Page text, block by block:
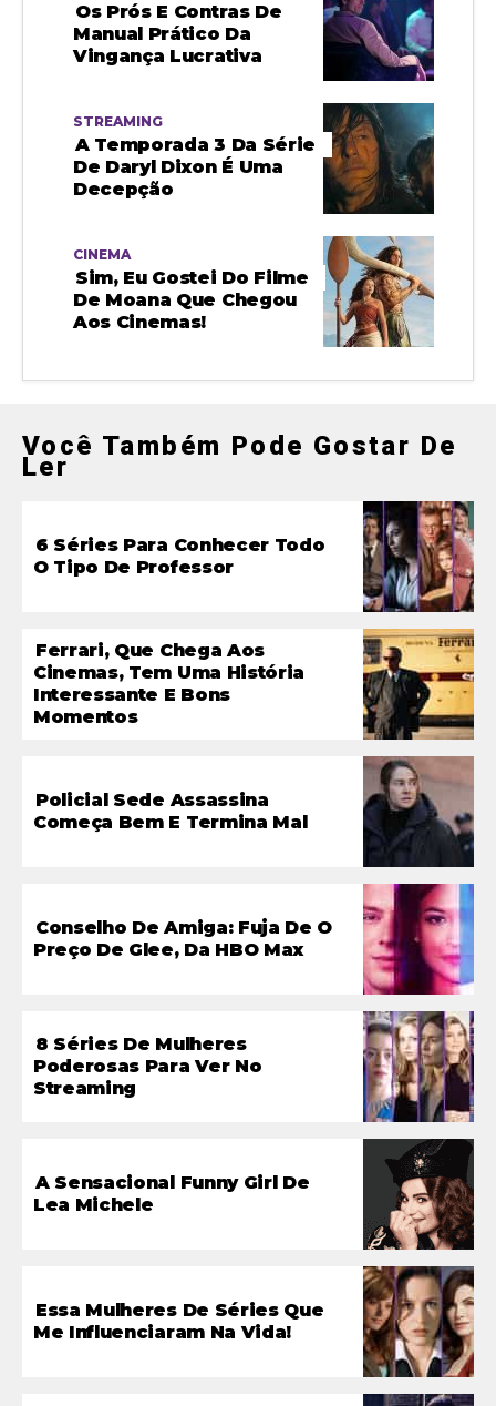
Os Prós E Contras De
Manual Prático Da
Vingança Lucrativa
STREAMING
A Temporada 3 Da Série
De Daryl Dixon É Uma
Decepção
CINEMA
Sim, Eu Gostei Do Filme
De Moana Que Chegou
Aos Cinemas!
Você Também Pode Gostar De
Ler
6 Séries Para Conhecer Todo
O Tipo De Professor
Ferrari, Que Chega Aos
Cinemas, Tem Uma História
Interessante E Bons
Momentos
Policial Sede Assassina
Começa Bem E Termina Mal
Conselho De Amiga: Fuja De O
Preço De Glee, Da HBO Max
8 Séries De Mulheres
Poderosas Para Ver No
Streaming
A Sensacional Funny Girl De
Lea Michele
Essa Mulheres De Séries Que
Me Influenciaram Na Vida!